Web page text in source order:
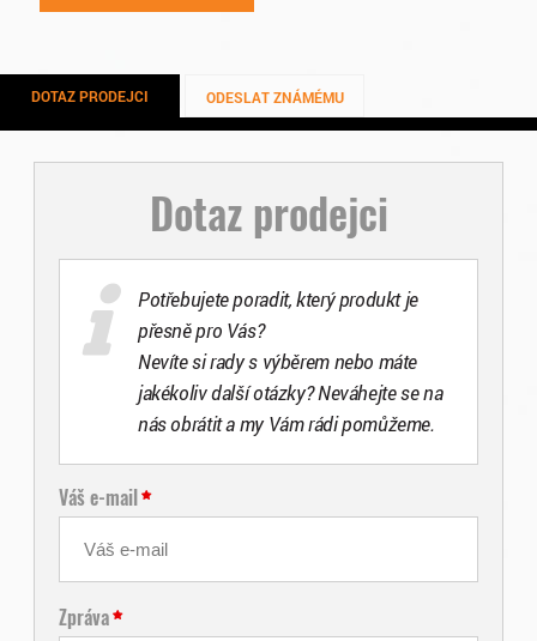
DOTAZ PRODEJCI ODESLAT ZNÁMÉMU
Dotaz prodejci
Potřebujete poradit, který produkt je
přesně pro Vás?
Nevíte si rady s výběrem nebo máte
jakékoliv další otázky? Neváhejte se na
nás obrátit a my Vám rádi pomůžeme.
Váš e-mail
Zpráva